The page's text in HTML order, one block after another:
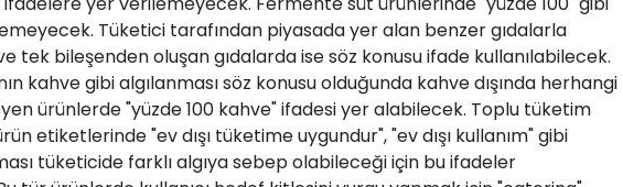
Tüketici tarafından piyasada yer alan benzer gıdalarla
tek bileşenden oluşan gıdalarda ise söz konusu ifade kullanılabilecek.
kahve gibi algılanması söz konusu olduğunda kahve dışında herhangi
ürünlerde "yüzde 100 kahve" ifadesi yer alabilecek. Toplu tüketim
etiketlerinde "ev dışı tüketime uygundur", "ev dışı kullanım" gibi
tüketicide farklı algıya sebep olabileceği için bu ifadeler